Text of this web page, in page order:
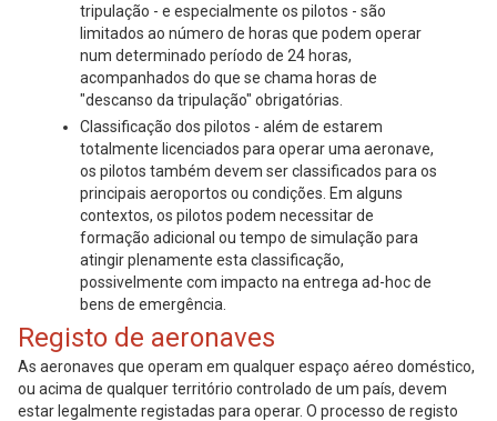
tripulação - e especialmente os pilotos - são
limitados ao número de horas que podem operar
num determinado período de 24 horas,
acompanhados do que se chama horas de
"descanso da tripulação" obrigatórias.
Classificação dos pilotos - além de estarem
totalmente licenciados para operar uma aeronave,
os pilotos também devem ser classificados para os
principais aeroportos ou condições. Em alguns
contextos, os pilotos podem necessitar de
formação adicional ou tempo de simulação para
atingir plenamente esta classificação,
possivelmente com impacto na entrega ad-hoc de
bens de emergência.
Registo de aeronaves
As aeronaves que operam em qualquer espaço aéreo doméstico,
ou acima de qualquer território controlado de um país, devem
estar legalmente registadas para operar. O processo de registo